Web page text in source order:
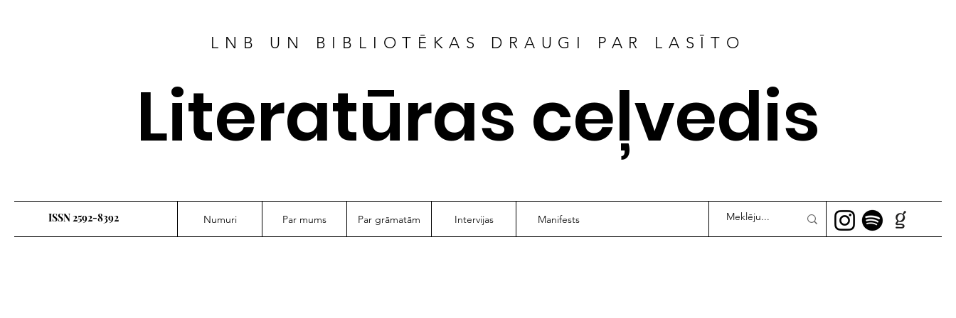
LNB UN BIBLIOTĒKAS DRAUGI PAR LASĪTO
Literatūras ceļvedis
ISSN 2592-8392 Numuri Par mums Par grāmatām Intervijas Manifests